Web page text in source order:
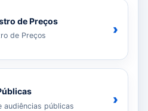
de Preços
de Preços ›
audiências públicas ›